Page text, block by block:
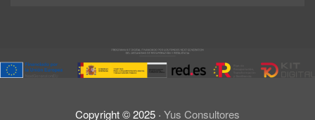
Copyright ©2025 · Yus Consultores